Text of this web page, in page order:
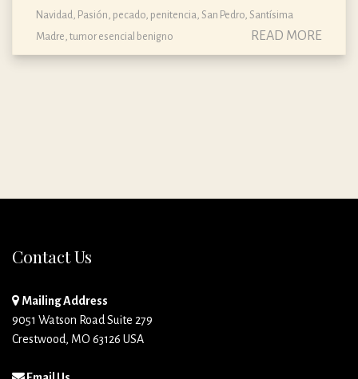
Navidad
Pasión pecado penitencia San Pedro Santísima
Madre tumor esencial benigno READ MORE
Contact Us
Mailing Address
9051 Watson Road Suite 279
Crestwood, MO 63126 USA